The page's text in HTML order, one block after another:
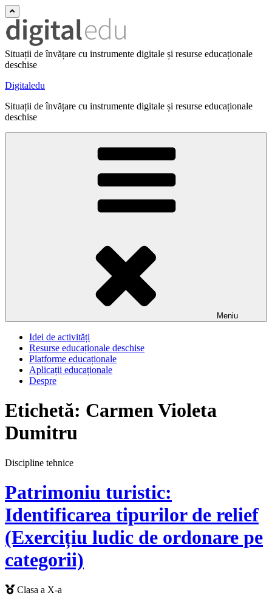
Situații de învățare cu instrumente digitale și resurse educaționale
deschise
Digitaledu
Situații de învățare cu instrumente digitale și resurse educaționale
deschise
Meniu
Idei de activități
Resurse educaționale deschise
Platforme educaționale
Aplicații educaționale
Despre
Etichetă: Carmen Violeta
Dumitru
Discipline tehnice
Patrimoniu turistic:
Identificarea tipurilor de relief
(Exercițiu ludic de ordonare pe
categorii)
Clasa a X-a